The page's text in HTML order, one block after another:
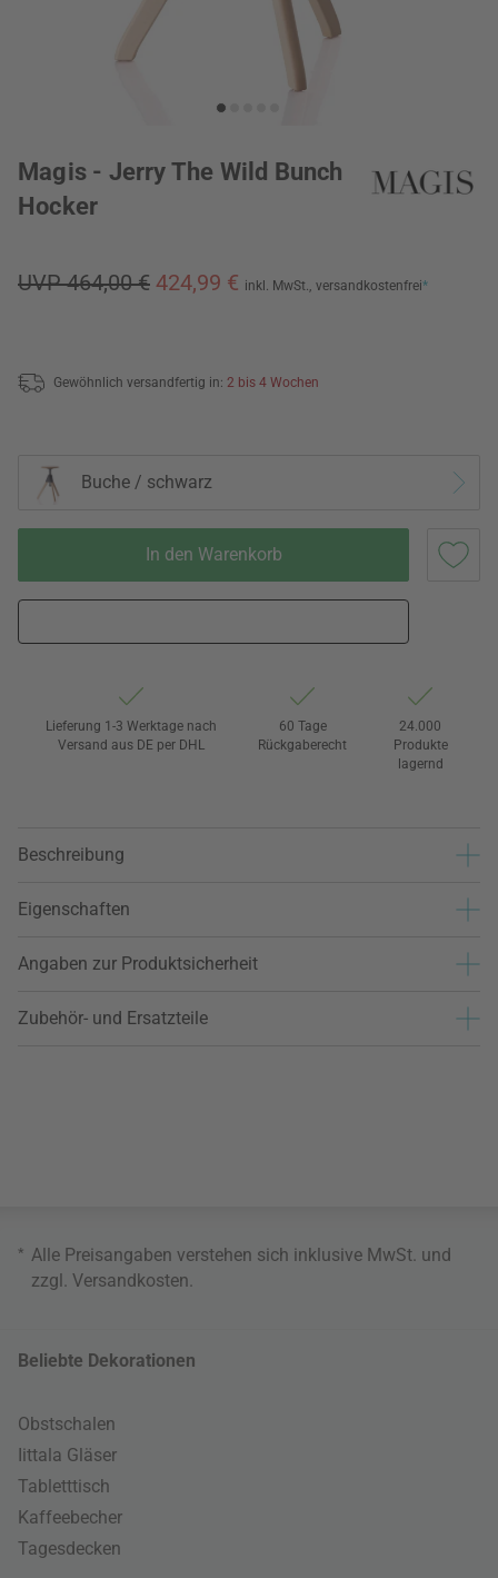
Magis - Jerry The Wild Bunch
Hocker
UVP 464,00 € 424,99 € inkl. MwSt., versandkostenfrei*
Gewöhnlich versandfertig in: 2 bis 4 Wochen
Buche / schwarz
In den Warenkorb
Lieferung 1-3 Werktage nach
Versand aus DE per DHL
60 Tage
Rückgaberecht
24.000
Produkte
lagernd
Beschreibung
Eigenschaften
Angaben zur Produktsicherheit
Zubehör- und Ersatzteile
* Alle Preisangaben verstehen sich inklusive MwSt. und
zzgl. Versandkosten
Beliebte Dekorationen
Obstschalen
Iittala Gläser
Tabletttisch
Kaffeebecher
Tagesdecken